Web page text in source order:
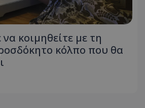
κοιμηθείτε με τη
κόλπο που θα